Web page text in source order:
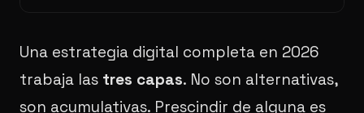
Una estrategia digital completa en 2026
trabaja las tres capas. No son alternativas,
son acumulativas. Prescindir de alguna es